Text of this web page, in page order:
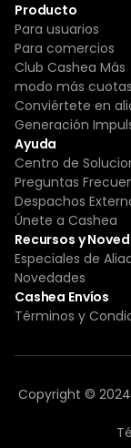
Producto
Para usuarios
Para comercios
Club Cashea Más
modo más cuotas
Conviértete en
Generación
Ayuda
Centro de
Preguntas
Despachos
Únete a Cashea
Recursos y
Especiales de
Novedades
Cashea Envíos
Términos y
Copyright © 2024